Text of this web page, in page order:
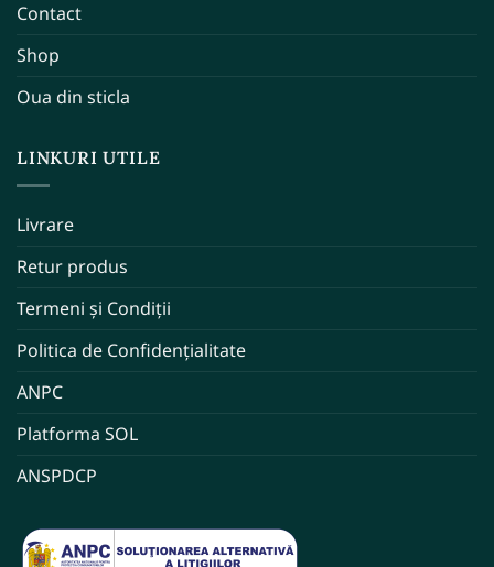
Contact
Shop
Oua din sticla
LINKURI UTILE
Livrare
Retur produs
Termeni și Condiții
Politica de Confidențialitate
ANPC
Platforma SOL
ANSPDCP